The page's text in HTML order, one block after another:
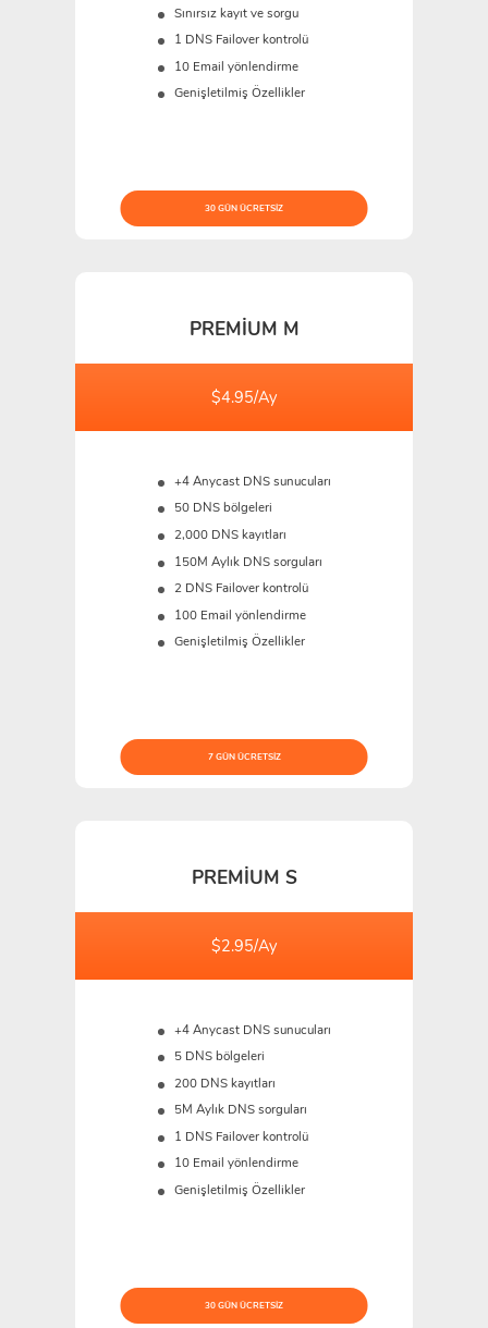
Sınırsız kayıt ve sorgu
1 DNS Failover kontrolü
10 Email yönlendirme
Genişletilmiş Özellikler
30 GÜN ÜCRETSIZ
PREMIUM M
$4.95/Ay
+4 Anycast DNS sunucuları
50 DNS bölgeleri
2,000 DNS kayıtları
150M Aylık DNS sorguları
2 DNS Failover kontrolü
100 Email yönlendirme
Genişletilmiş Özellikler
7 GÜN ÜCRETSIZ
PREMIUM S
$2.95/Ay
+4 Anycast DNS sunucuları
5 DNS bölgeleri
200 DNS kayıtları
5M Aylık DNS sorguları
1 DNS Failover kontrolü
10 Email yönlendirme
Genişletilmiş Özellikler
30 GÜN ÜCRETSIZ